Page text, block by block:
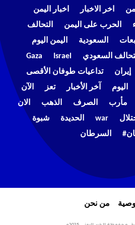
اخر الاخبار
اخبار اليمن
الحرب على اليمن
التحالف
السعودية
اليمن اليوم
السعودي Israel
Gaza
إيران
تداعيات طوفان الأقصى
اليوم آخر الأخبار تعز
الآن
مأرب الصرف الذهب
الان
war الحديدة
شبوة
السرطان
من نحن